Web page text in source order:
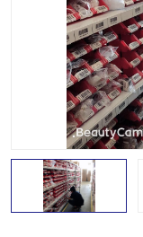
上海托管仓库